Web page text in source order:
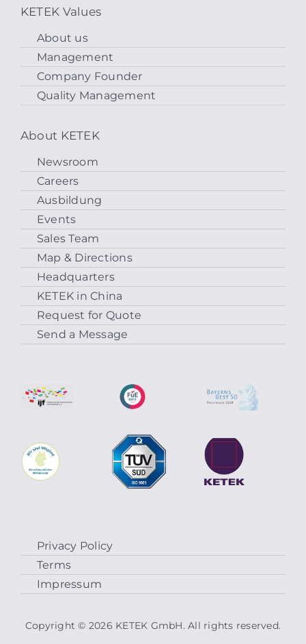
KETEK Values
About us
Management
Company Founder
Quality Management
About KETEK
Newsroom
Careers
Ausbildung
Events
Sales Team
Map & Directions
Headquarters
KETEK in China
Request for Quote
Send a Message
Privacy Policy
Terms
Impressum
Copyright © 2026 KETEK GmbH. All rights reserved.